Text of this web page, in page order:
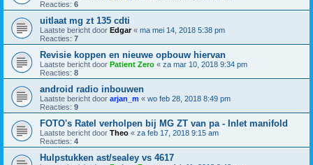
Reacties: 6
uitlaat mg zt 135 cdti
Laatste bericht door Edgar« ma mei 14, 2018 5:38 pm
Reacties: 7
Revisie koppen en nieuwe opbouw hiervan
Laatste bericht door Patient Zero « za mar 10, 2018 9:34 pm
Reacties: 8
android radio inbouwen
Laatste bericht door arjan_m « wo feb 28, 2018 8:49 pm
Reacties: 9
FOTO's Ratel verholpen bij MG ZT van pa - Inlet manifold
Laatste bericht door Theo « za feb 17, 2018 9:15 am
Reacties: 4
Hulpstukken ast/sealey vs 4617